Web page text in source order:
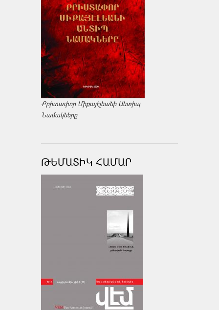
Քրիտափոր Միքայէլեանի Անտիպ
Նամակները
ԹԵՄԱՏԻԿ ՀԱՄԱՐ